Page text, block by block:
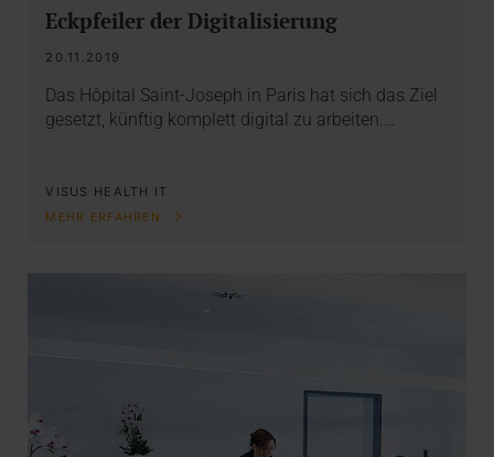
Eckpfeiler der Digitalisierung
20.11.2019
Das Hôpital Saint-Joseph in Paris hat sich das Ziel
gesetzt, künftig komplett digital zu arbeiten.…
VISUS HEALTH IT
MEHR ERFAHREN